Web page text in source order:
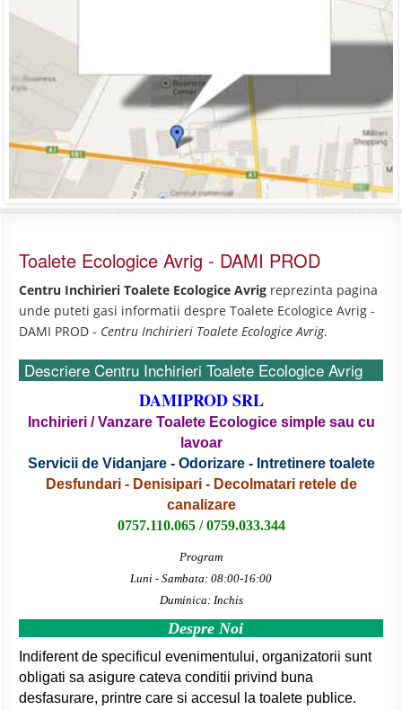
Toalete Ecologice Avrig - DAMI PROD
Centru Inchirieri Toalete Ecologice Avrig reprezinta pagina
unde puteti gasi informatii despre Toalete Ecologice Avrig -
DAMI PROD - Centru Inchirieri Toalete Ecologice Avrig.
Descriere Centru Inchirieri Toalete Ecologice Avrig
DAMIPROD SRL
Inchirieri / Vanzare Toalete Ecologice simple sau cu
lavoar
Servicii de Vidanjare - Odorizare - Intretinere toalete
Desfundari - Denisipari - Decolmatari retele de
canalizare
0757.110.065 / 0759.033.344
Program
Luni - Sambata: 08:00-16:00
Duminica: Inchis
Despre Noi
Indiferent de specificul evenimentului, organizatorii sunt
obligati sa asigure cateva conditii privind buna
desfasurare, printre care si accesul la toalete publice.